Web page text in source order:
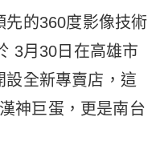
先的360度影像技術
3月30日在高雄市
設全新專賣店，這
神巨蛋，更是南台